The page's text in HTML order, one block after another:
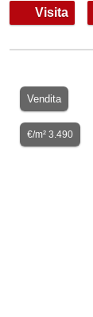
Visita
Vendita
€/m² 3.490